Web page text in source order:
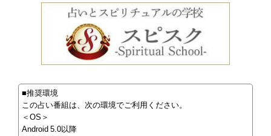
■推奨環境
この占い番組は、次の環境でご利用ください。
＜OS＞
Android 5.0以降